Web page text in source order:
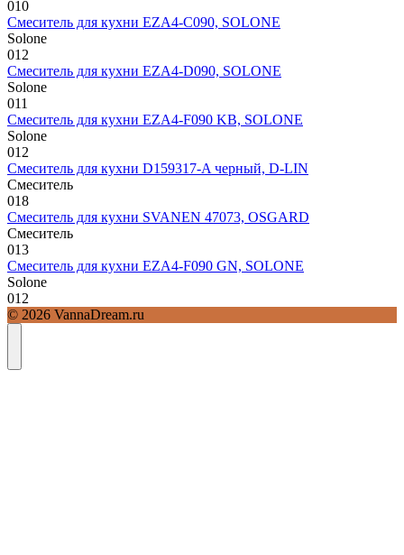
010
Смеситель для кухни EZA4-C090, SOLONE
Solone
012
Смеситель для кухни EZA4-D090, SOLONE
Solone
011
Смеситель для кухни EZA4-F090 KB, SOLONE
Solone
012
Смеситель для кухни D159317-A черный, D-LIN
Смеситель
018
Смеситель для кухни SVANEN 47073, OSGARD
Смеситель
013
Смеситель для кухни EZA4-F090 GN, SOLONE
Solone
012
© 2026 VannaDream.ru